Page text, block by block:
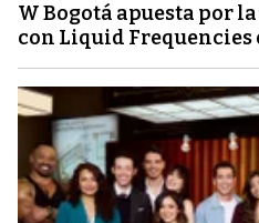
W Bogotá apuesta por
con Liquid Frequencies